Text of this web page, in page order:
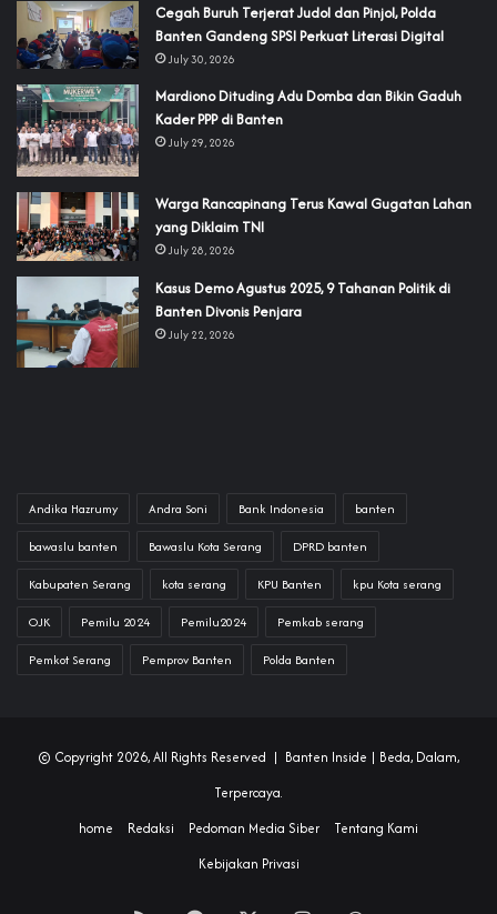
Cegah Buruh Terjerat Judol dan Pinjol, Polda
Banten Gandeng SPSI Perkuat Literasi Digital
July 30, 2026
‎Mardiono Dituding Adu Domba dan Bikin Gaduh
Kader PPP di Banten
July 29, 2026
‎Warga Rancapinang Terus Kawal Gugatan Lahan
yang Diklaim TNI‎‎
July 28, 2026
‎Kasus Demo Agustus 2025, 9 Tahanan Politik di
Banten Divonis Penjara
July 22, 2026
Andika Hazrumy Andra Soni Bank Indonesia banten
bawaslu banten Bawaslu Kota Serang DPRD banten
Kabupaten Serang kota serang KPU Banten kpu Kota serang
OJK Pemilu 2024 Pemilu2024 Pemkab serang
Pemkot Serang Pemprov Banten Polda Banten
© Copyright 2026, All Rights Reserved | Banten Inside | Beda, Dalam,
Terpercaya.
home
Redaksi Pedoman Media Siber
Tentang Kami
Kebijakan Privasi